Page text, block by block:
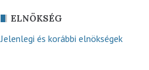
ELNÖKSÉG
Jelenlegi és korábbi elnökségek